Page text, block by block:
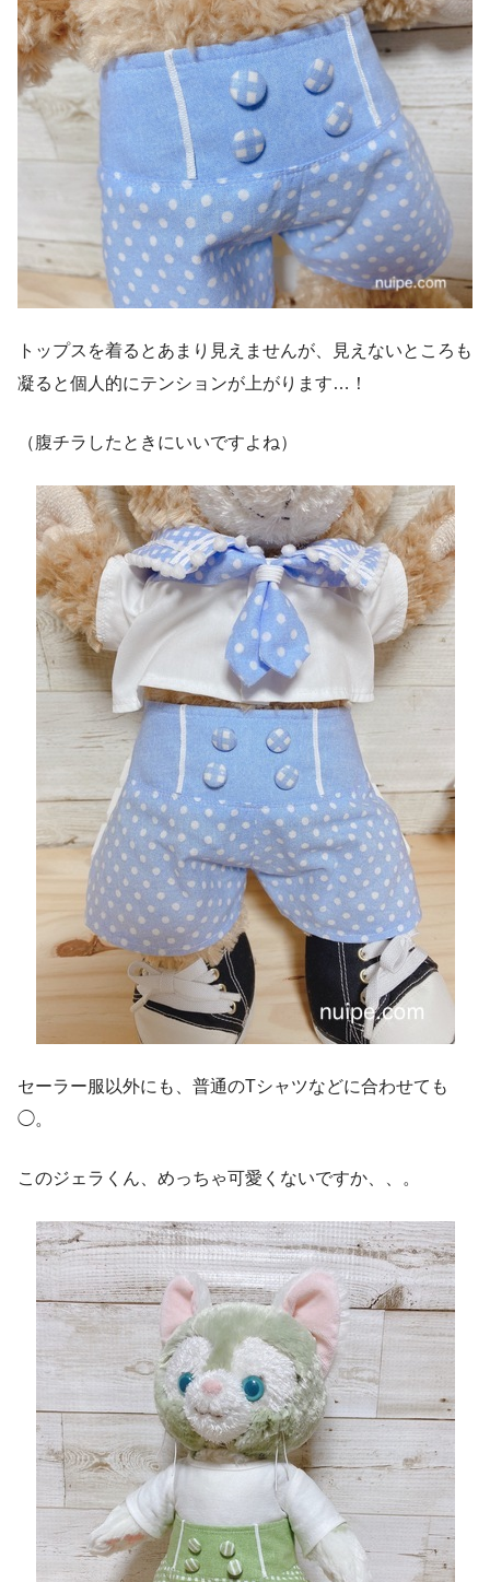
トップスを着るとあまり見えませんが、見えないところも
凝ると個人的にテンションが上がります…！
（腹チラしたときにいいですよね）
セーラー服以外にも、普通のTシャツなどに合わせても
◯。
このジェラくん、めっちゃ可愛くないですか、、。